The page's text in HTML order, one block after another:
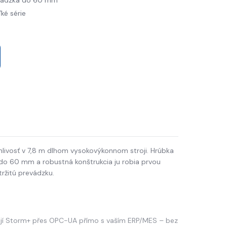
série
v 7,8 m dlhom vysokovýkonnom stroji. Hrúbka
60 mm a robustná konštrukcia ju robia prvou
prevádzku.
přes OPC-UA přímo s vaším ERP/MES – bez